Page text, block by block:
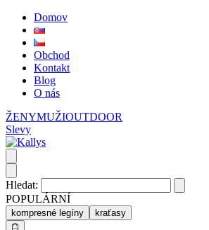
Domov
Obchod
Kontakt
Blog
O nás
ŽENYMUŽIOUTDOOR
Slevy
Hledat:
POPULÁRNÍ
kompresné legíny kraťasy